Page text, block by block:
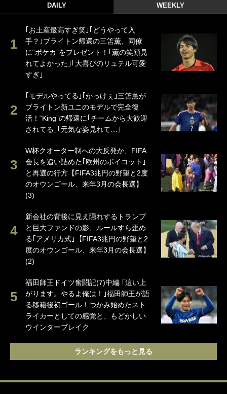
DAILY WEEKLY
｢お土産最高すぎ笑｣｢どうやって入
手？｣ブライトン帰還の三笘薫、同僚
に“ポケカ”をプレゼント！｢薫の笑顔見
れてよかった｣｢大喜びのリュテル可愛
すぎ｣
｢モデルやってる｣｢かっけぇ｣三笘薫が
ブライトン新ユニのモデルで完全復
活！“King”の帰還に｢チームから大歓迎
されてる｣｢元気な姿見れて…｣
W杯クオーター制への大反発か、FIFA
会長を追い詰めた｢欧州のボイコット｣
と再選の行方【FIFA3兆円の野望と2度
のオウンゴール、来年3月の会長選】
(3)
新会社の背後に見え隠れするトランプ
と巨大ファンドの影、ルールすら歪め
る｢アメリカ式｣【FIFA3兆円の野望と2
度のオウンゴール、来年3月の会長選】
(2)
福田師王ドイツ奮闘記(7)中編 ｢這い上
がります。やるよ俺は！｣福田師王が語
る移籍後初ゴール！つかみ始めたスト
ライカーとしての感覚と、もどかしい
ウインターブレイク
ランキングをもっと見る